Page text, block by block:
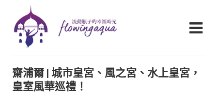
齋浦爾 | 城市皇宮、風之宮、水上皇宮，
皇室風華巡禮！